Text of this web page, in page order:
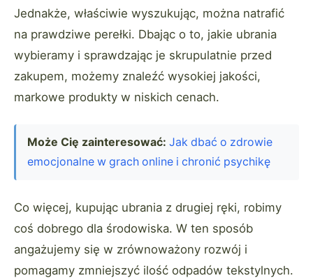
Jednakże, właściwie wyszukując, można natrafić
na prawdziwe perełki. Dbając o to, jakie ubrania
wybieramy i sprawdzając je skrupulatnie przed
zakupem, możemy znaleźć wysokiej jakości,
markowe produkty w niskich cenach.
Może Cię zainteresować: Jak dbać o zdrowie
emocjonalne w grach online i chronić psychikę
Co więcej, kupując ubrania z drugiej ręki, robimy
coś dobrego dla środowiska. W ten sposób
angażujemy się w zrównoważony rozwój i
pomagamy zmniejszyć ilość odpadów tekstylnych.